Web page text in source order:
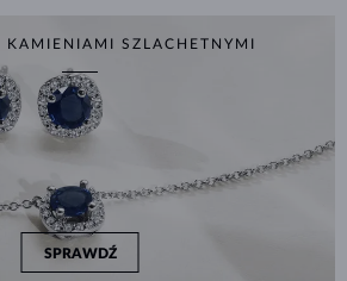
KAMIENIAMI SZLACHETNYMI
SPRAWDŹ